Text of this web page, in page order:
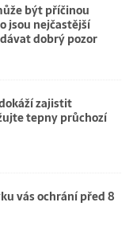
být příčinou
jsou nejčastější
dobrý pozor
zajistit
tepny průchozí
vás ochrání před 8